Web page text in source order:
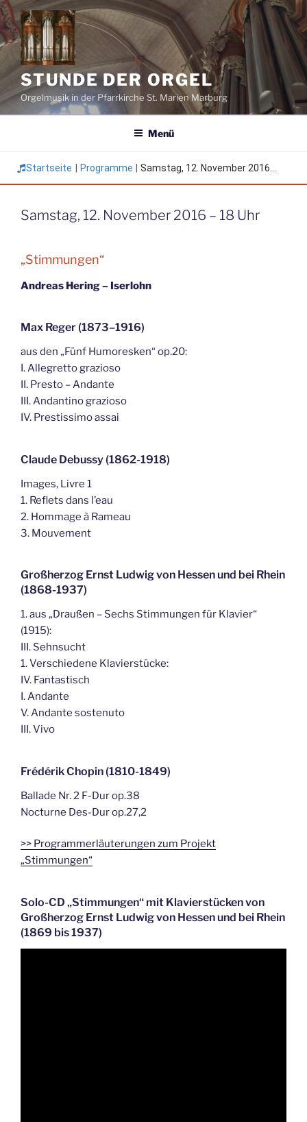
Zum
Inhalt
springen
STUNDE DER ORGEL
Orgelmusik in der Pfarrkirche St. Marien Marburg
Menü
Startseite Programme Samstag, 12. November 2016...
Samstag, 12. November 2016 – 18 Uhr
„Stimmungen“
Andreas Hering – Iserlohn
Max Reger (1873–1916)
aus den „Fünf Humoresken“ op.20:
I. Allegretto grazioso
II. Presto – Andante
III. Andantino grazioso
IV. Prestissimo assai
Claude Debussy (1862-1918)
Images, Livre 1
1. Reflets dans l’eau
2. Hommage à Rameau
3. Mouvement
Großherzog Ernst Ludwig von Hessen und bei Rhein
(1868-1937)
1. aus „Draußen – Sechs Stimmungen für Klavier“
(1915):
III. Sehnsucht
1. Verschiedene Klavierstücke:
IV. Fantastisch
I. Andante
V. Andante sostenuto
III. Vivo
Frédérik Chopin (1810-1849)
Ballade Nr. 2 F-Dur op.38
Nocturne Des-Dur op.27,2
>> Programmerläuterungen zum Projekt
„Stimmungen“
Solo-CD „Stimmungen“ mit Klavierstücken von
Großherzog Ernst Ludwig von Hessen und bei Rhein
(1869 bis 1937)